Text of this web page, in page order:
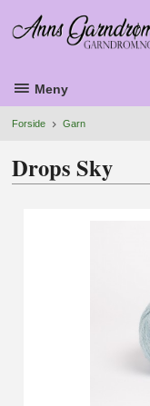
Meny
Forside Garn
Drops Sky